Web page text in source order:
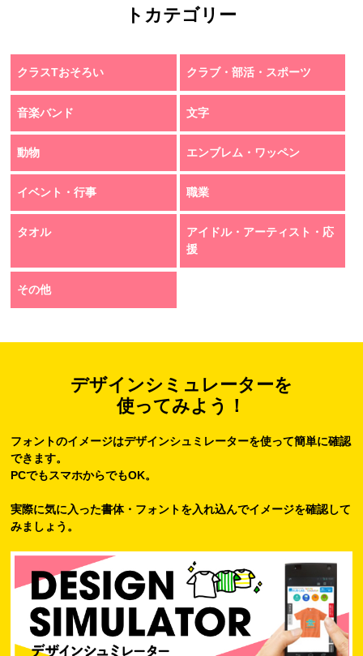
トカテゴリー
クラスTおそろい クラブ・部活・スポーツ
音楽バンド 文字
動物 エンブレム・ワッペン
イベント・行事 職業
タオル
アイドル・アーティスト・応
援
その他
デザインシミュレーターを
使ってみよう！
フォントのイメージはデザインシュミレーターを使って簡単に確認
できます。
PCでもスマホからでもOK。
実際に気に入った書体・フォントを入れ込んでイメージを確認して
みましょう。